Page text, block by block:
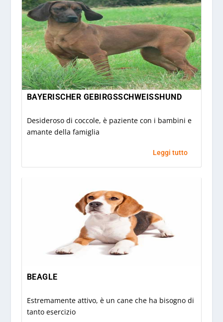
BAYERISCHER GEBIRGSSCHWEISSHUND
Desideroso di coccole, è paziente con i bambini e
amante della famiglia
Leggi tutto
BEAGLE
Estremamente attivo, è un cane che ha bisogno di
tanto esercizio